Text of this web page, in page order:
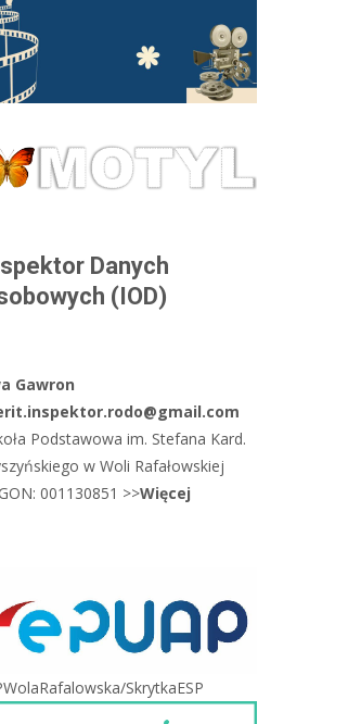
Danych
(IOD)
Gawron
Podstawowa im. Stefana Kard.
w Woli Rafałowskiej
001130851 >>Więcej
SkrytkaESP